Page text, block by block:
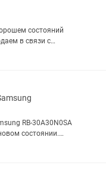
состояний
RB-30A30N0SA
состоянии.
Высота1780 мм
мм